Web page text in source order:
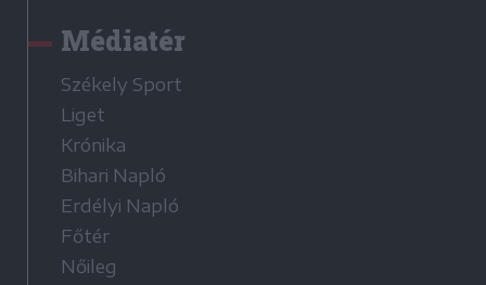
Médiatér
Székely Sport
Liget
Krónika
Bihari Napló
Erdélyi Napló
Főtér
Nőileg